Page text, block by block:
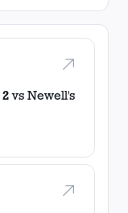
2vs Newell's